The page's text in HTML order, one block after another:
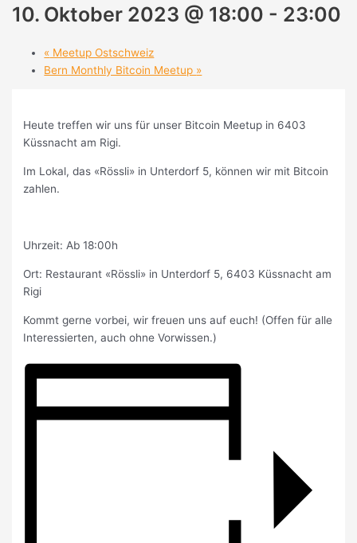
10. Oktober 2023 @ 18:00 - 23:00
« Meetup Ostschweiz
Bern Monthly Bitcoin Meetup »
Heute treffen wir uns für unser Bitcoin Meetup in 6403
Küssnacht am Rigi.
Im Lokal, das «Rössli» in Unterdorf 5, können wir mit Bitcoin
zahlen.
Uhrzeit: Ab 18:00h
Ort: Restaurant «Rössli» in Unterdorf 5, 6403 Küssnacht am
Rigi
Kommt gerne vorbei, wir freuen uns auf euch! (Offen für alle
Interessierten, auch ohne Vorwissen.)